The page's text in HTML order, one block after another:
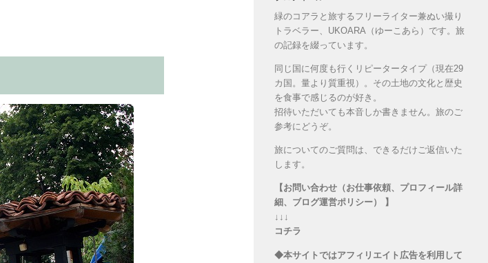
緑のコアラと旅するフリーライター兼ぬい撮り
トラベラー、UKOARA（ゆーこあら）です。旅
の記録を綴っています。
同じ国に何度も行くリピータータイプ（現在29
カ国。量より質重視）。その土地の文化と歴史
を食事で感じるのが好き。
招待いただいても本音しか書きません。旅のご
参考にどうぞ。
旅についてのご質問は、できるだけご返信いた
します。
【お問い合わせ（お仕事依頼、プロフィール詳
細、ブログ運営ポリシー） 】
↓↓↓
コチラ
◆本サイトではアフィリエイト広告を利用して